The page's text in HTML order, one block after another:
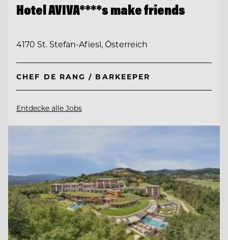
Hotel AVIVA****s make friends
4170 St. Stefan-Afiesl, Österreich
CHEF DE RANG / BARKEEPER
Entdecke alle Jobs